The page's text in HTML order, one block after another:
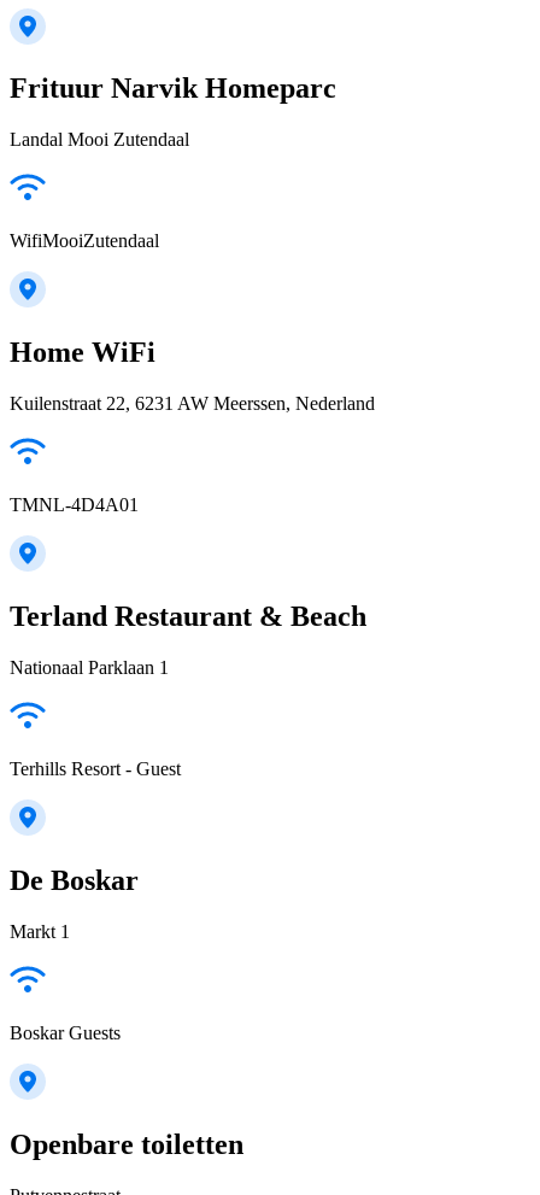
Frituur Narvik Homeparc
Landal Mooi Zutendaal
WifiMooiZutendaal
Home WiFi
Kuilenstraat 22, 6231 AW Meerssen, Nederland
TMNL-4D4A01
Terland Restaurant & Beach
Nationaal Parklaan 1
Terhills Resort - Guest
De Boskar
Markt 1
Boskar Guests
Openbare toiletten